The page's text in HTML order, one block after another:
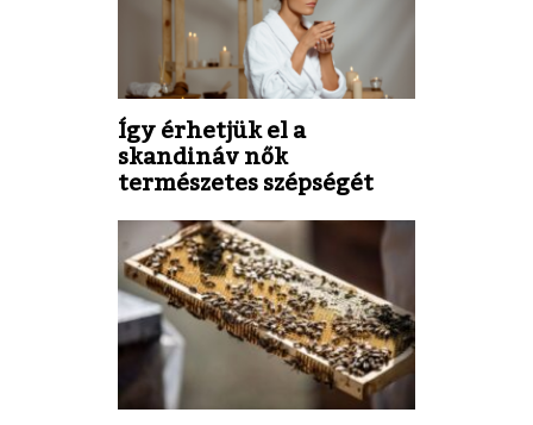
Így érhetjük el a
skandináv nők
természetes szépségét